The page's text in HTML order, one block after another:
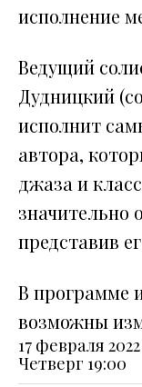
исполнение
Ведущий
Дудницкий
исполнит
автора,
джаза и
значительно
представив
В программе
возможны
17 февраля 2022
Четверг 19:00